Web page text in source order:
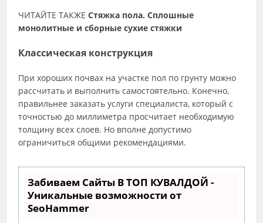
ЧИТАЙТЕ ТАКЖЕСтяжка пола. Сплошные
монолитные и сборные сухие стяжки
Классическая конструкция
При хороших почвах на участке пол по грунту можно
рассчитать и выполнить самостоятельно. Конечно,
правильнее заказать услуги специалиста, который с
точностью до миллиметра просчитает необходимую
толщину всех слоев. Но вполне допустимо
ограничиться общими рекомендациями.
Забиваем Сайты В ТОП КУВАЛДОЙ -
Уникальные возможности от
SeoHammer